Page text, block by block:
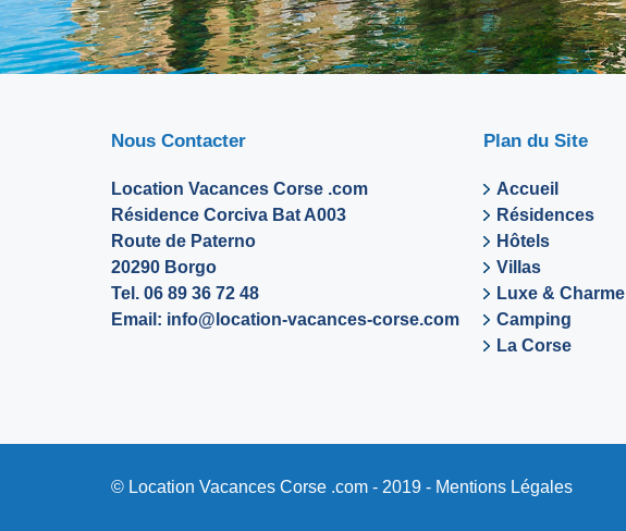
Nous Contacter
Location Vacances Corse .com
Résidence Corciva Bat A003
Route de Paterno
20290 Borgo
Tel. 06 89 36 72 48
Email: info@location-vacances-corse.com
Plan du Site
Accueil
Résidences
Hôtels
Villas
Luxe & Charme
Camping
La Corse
© Location Vacances Corse .com - 2019 - Mentions Légales